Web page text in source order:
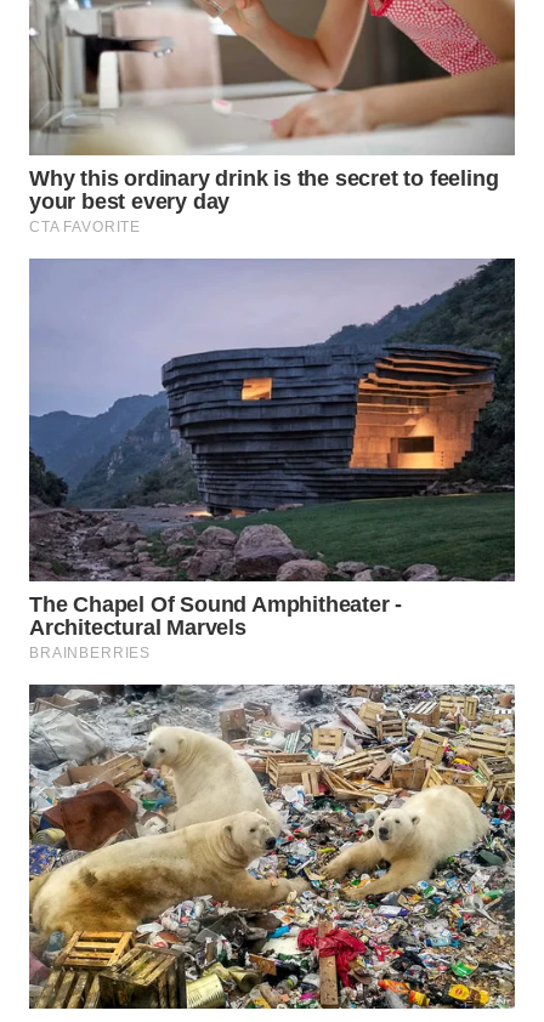
WN
PURWAKARTA
WN
PRIANGAN
TIMUR
WN
WN
BOROBUDUR
WN
MADURA
WN
SURABAYA
NATUNA
WN
BINTAN
WN
MANDALIKA
WN
LIKUPANG